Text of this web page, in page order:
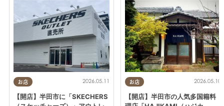
お店 2026.05.11
【開店】半田市に「SKECHERS
お店 2026.05.10
【開店】半田市の人気多国籍料